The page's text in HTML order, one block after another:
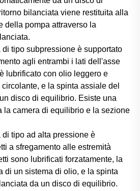
bilanciata viene restituita alla
della pompa attraverso la
di tipo subpressione è supportato
agli entrambi i lati dell'asse
lubrificato con olio leggero e
e la spinta assiale del
disco di equilibrio. Esiste una
la camera di equilibrio e la sezione
di tipo ad alta pressione è
a sfregamento alle estremità
sono lubrificati forzatamente, la
di un sistema di olio, e la spinta
da un disco di equilibrio.